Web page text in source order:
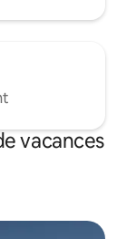
vacances